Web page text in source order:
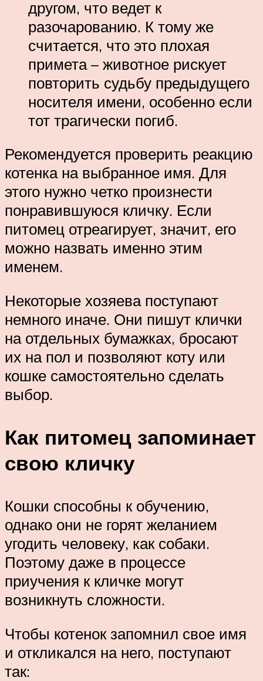
другом, что ведет к
разочарованию. К тому же
считается, что это плохая
примета – животное рискует
повторить судьбу предыдущего
носителя имени, особенно если
тот трагически погиб.
Рекомендуется проверить реакцию
котенка на выбранное имя. Для
этого нужно четко произнести
понравившуюся кличку. Если
питомец отреагирует, значит, его
можно назвать именно этим
именем.
Некоторые хозяева поступают
немного иначе. Они пишут клички
на отдельных бумажках, бросают
их на пол и позволяют коту или
кошке самостоятельно сделать
выбор.
Как питомец запоминает
свою кличку
Кошки способны к обучению,
однако они не горят желанием
угодить человеку, как собаки.
Поэтому даже в процессе
приучения к кличке могут
возникнуть сложности.
Чтобы котенок запомнил свое имя
и откликался на него, поступают
так: